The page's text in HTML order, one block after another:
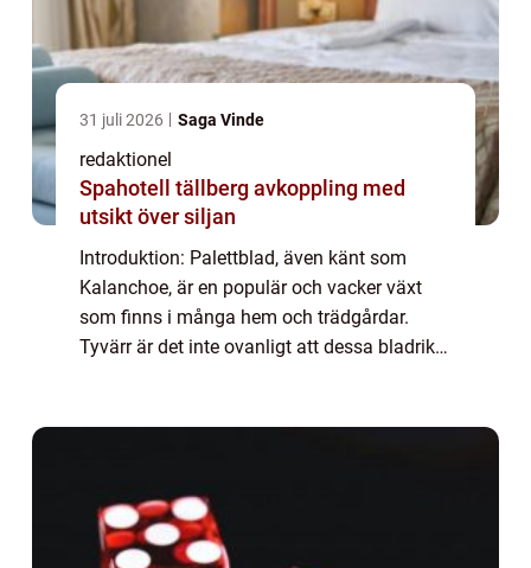
31 juli 2026 Saga Vinde
redaktionel
Spahotell tällberg avkoppling med
utsikt över siljan
Introduktion: Palettblad, även känt som
Kalanchoe, är en populär och vacker växt
som finns i många hem och trädgårdar.
Tyvärr är det inte ovanligt att dessa bladrika